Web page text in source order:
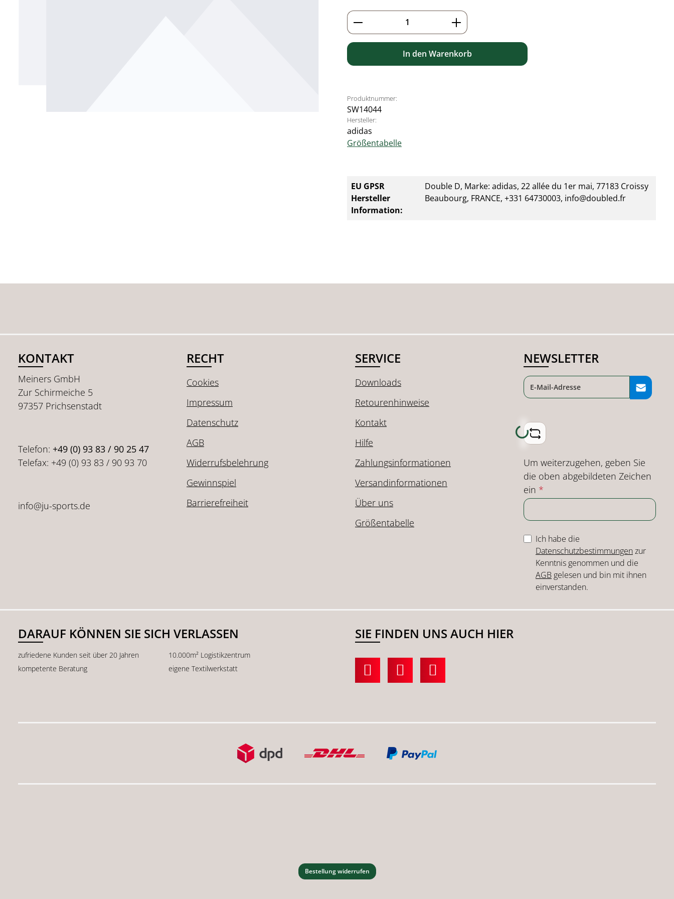
Produkt Anzahl: Gib den gewünschten Wert ein oder
In den Warenkorb
Produktnummer:
SW14044
Hersteller:
adidas
Größentabelle
EU GPSR
Hersteller
Information:
Double D, Marke: adidas, 22 allée du 1er mai, 77183 Croissy
Beaubourg, FRANCE, +331 64730003, info@doubled.fr
KONTAKT
Meiners GmbH
Zur Schirmeiche 5
97357 Prichsenstadt
Telefon: +49 (0) 93 83 / 90 25 47
Telefax: +49 (0) 93 83 / 90 93 70
info@ju-sports.de
RECHT
Cookies
Impressum
Datenschutz
AGB
Widerrufsbelehrung
Gewinnspiel
Barrierefreiheit
SERVICE
Downloads
Retourenhinweise
Kontakt
Hilfe
Zahlungsinformationen
Versandinformationen
Über uns
Größentabelle
NEWSLETTER
Loading...
Um weiterzugehen, geben Sie
die oben abgebildeten Zeichen
ein *
Ich habe die
Datenschutzbestimmungenzur
Kenntnis genommen und die
AGB gelesen und bin mit ihnen
einverstanden.
DARAUF KÖNNEN SIE SICH VERLASSEN
zufriedene Kunden seit über 20 Jahren
10.000m² Logistikzentrum
kompetente Beratung
eigene Textilwerkstatt
SIE FINDEN UNS AUCH HIER
Bestellung widerrufen